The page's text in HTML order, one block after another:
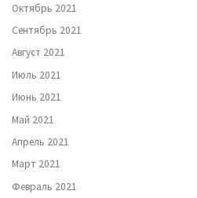
Октябрь 2021
Сентябрь 2021
Август 2021
Июль 2021
Июнь 2021
Май 2021
Апрель 2021
Март 2021
Февраль 2021